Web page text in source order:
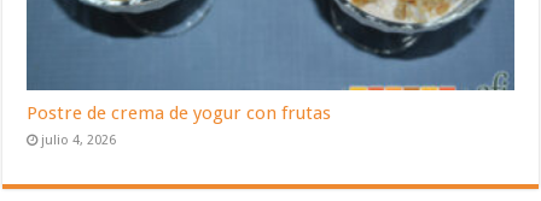
Postre de crema de yogur con frutas
julio 4, 2026